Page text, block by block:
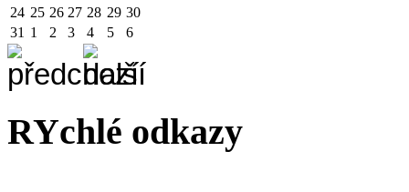
24 25 26 27 28 29 30
31 1 2 3 4 5 6
RYchlé odkazy